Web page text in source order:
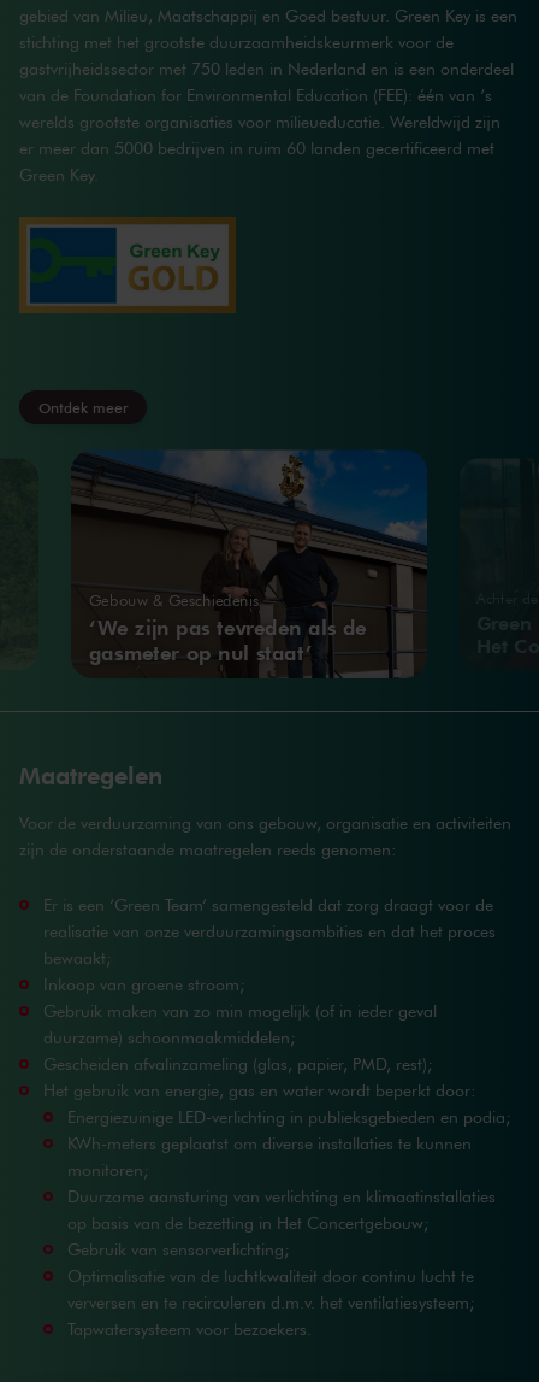
gebied van Milieu, Maatschappij en Goed bestuur. Green Key is een
stichting met het grootste duurzaamheidskeurmerk voor de
gastvrijheidssector met 750 leden in Nederland en is een onderdeel
van de Foundation for Environmental Education (FEE): één van ‘s
werelds grootste organisaties voor milieueducatie. Wereldwijd zijn
er meer dan 5000 bedrijven in ruim 60 landen gecertificeerd met
Green Key.
Ontdek meer
‘We zijn pas tevreden als de
gasmeter op nul staat’
Gebouw & Geschiedenis
Maatregelen
Voor de verduurzaming van ons gebouw, organisatie en activiteiten
zijn de onderstaande maatregelen reeds genomen:
Er is een ‘Green Team’ samengesteld dat zorg draagt voor de
realisatie van onze verduurzamingsambities en dat het proces
bewaakt;
Inkoop van groene stroom;
Gebruik maken van zo min mogelijk (of in ieder geval
duurzame) schoonmaakmiddelen;
Gescheiden afvalinzameling (glas, papier, PMD, rest);
Het gebruik van energie, gas en water wordt beperkt door:
Energiezuinige LED-verlichting in publieksgebieden en podia;
KWh-meters geplaatst om diverse installaties te kunnen
monitoren;
Duurzame aansturing van verlichting en klimaatinstallaties
op basis van de bezetting in Het Concertgebouw;
Gebruik van sensorverlichting;
Optimalisatie van de luchtkwaliteit door continu lucht te
verversen en te recirculeren d.m.v. het ventilatiesysteem;
Tapwatersysteem voor bezoekers.